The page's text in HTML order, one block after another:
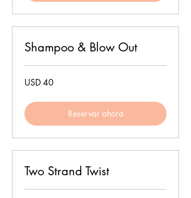
Shampoo & Blow Out
40
dólares
USD 40
Reservar ahora
Two Strand Twist